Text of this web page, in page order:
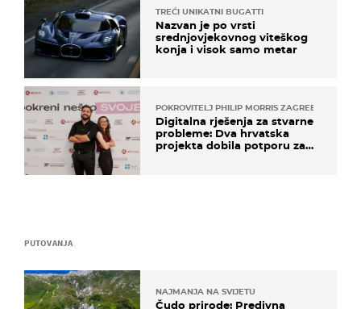
PUTOVANJA
NAJMANJA NA SVIJETU
Čudo prirode: Predivna
TREĆI UNIKATNI BUGATTI
Nazvan je po vrsti
srednjovjekovnog viteškog
konja i visok samo metar
POKROVITELJ PHILIP MORRIS ZAGREB
Digitalna rješenja za stvarne
probleme: Dva hrvatska
projekta dobila potporu za